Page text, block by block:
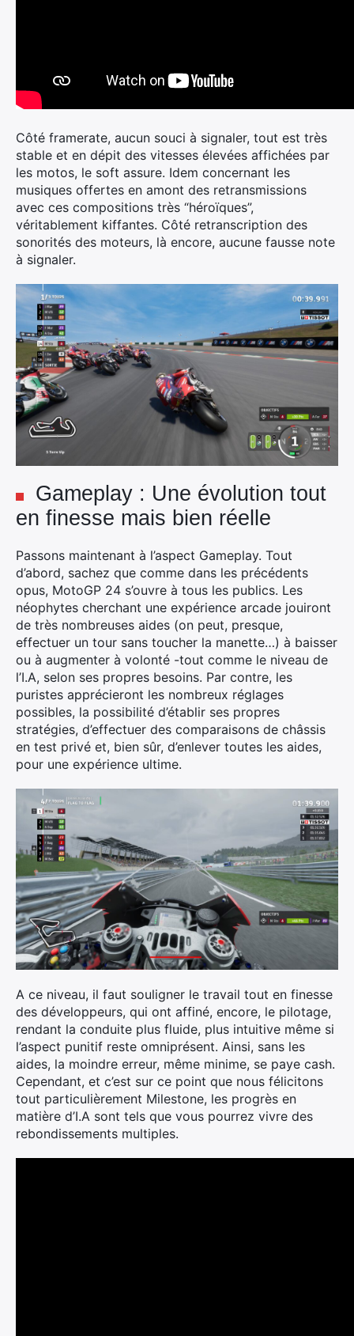
Côté framerate, aucun souci à signaler, tout est très
stable et en dépit des vitesses élevées affichées par
les motos, le soft assure. Idem concernant les
musiques offertes en amont des retransmissions
avec ces compositions très “héroïques”,
véritablement kiffantes. Côté retranscription des
sonorités des moteurs, là encore, aucune fausse note
à signaler.
Gameplay : Une évolution tout
en finesse mais bien réelle
Passons maintenant à l’aspect Gameplay. Tout
d’abord, sachez que comme dans les précédents
opus, MotoGP 24 s’ouvre à tous les publics. Les
néophytes cherchant une expérience arcade jouiront
de très nombreuses aides (on peut, presque,
effectuer un tour sans toucher la manette…) à baisser
ou à augmenter à volonté -tout comme le niveau de
l’I.A, selon ses propres besoins. Par contre, les
puristes apprécieront les nombreux réglages
possibles, la possibilité d’établir ses propres
stratégies, d’effectuer des comparaisons de châssis
en test privé et, bien sûr, d’enlever toutes les aides,
pour une expérience ultime.
A ce niveau, il faut souligner le travail tout en finesse
des développeurs, qui ont affiné, encore, le pilotage,
rendant la conduite plus fluide, plus intuitive même si
l’aspect punitif reste omniprésent. Ainsi, sans les
aides, la moindre erreur, même minime, se paye cash.
Cependant, et c’est sur ce point que nous félicitons
tout particulièrement Milestone, les progrès en
matière d’I.A sont tels que vous pourrez vivre des
rebondissements multiples.